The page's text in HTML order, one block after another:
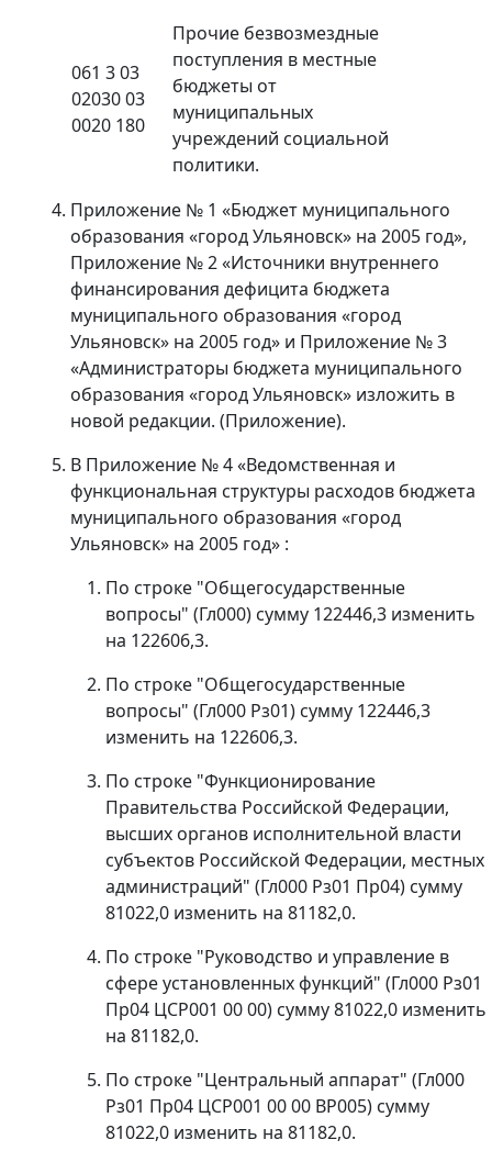
061 3 03
02030 03
0020 180
Прочие безвозмездные
поступления в местные
бюджеты от
муниципальных
учреждений социальной
политики.
Приложение № 1 «Бюджет муниципального
образования «город Ульяновск» на 2005 год»,
Приложение № 2 «Источники внутреннего
финансирования дефицита бюджета
муниципального образования «город
Ульяновск» на 2005 год» и Приложение № 3
«Администраторы бюджета муниципального
образования «город Ульяновск» изложить в
новой редакции. (Приложение).
В Приложение № 4 «Ведомственная и
функциональная структуры расходов бюджета
муниципального образования «город
Ульяновск» на 2005 год» :
По строке "Общегосударственные
вопросы" (Гл000) сумму 122446,3 изменить
на 122606,3.
По строке "Общегосударственные
вопросы" (Гл000 Рз01) сумму 122446,3
изменить на 122606,3.
По строке "Функционирование
Правительства Российской Федерации,
высших органов исполнительной власти
субъектов Российской Федерации, местных
администраций" (Гл000 Рз01 Пр04) сумму
81022,0 изменить на 81182,0.
По строке "Руководство и управление в
сфере установленных функций" (Гл000 Рз01
Пр04 ЦСР001 00 00) сумму 81022,0 изменить
на 81182,0.
По строке "Центральный аппарат" (Гл000
Рз01 Пр04 ЦСР001 00 00 ВР005) сумму
81022,0 изменить на 81182,0.